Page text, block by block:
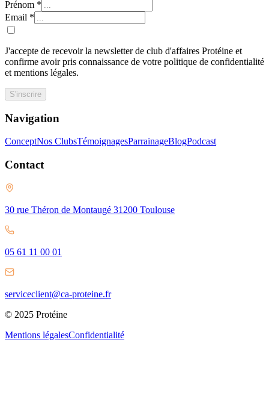
Prénom *
Email *
J'accepte de recevoir la newsletter de club d'affaires Protéine et
confirme avoir pris connaissance de votre politique de confidentialité
et mentions légales.
S'inscrire
Navigation
ConceptNos ClubsTémoignagesParrainageBlogPodcast
Contact
30 rue Théron de Montaugé 31200 Toulouse
05 61 11 00 01
serviceclient@ca-proteine.fr
© 2025 Protéine
Mentions légalesConfidentialité